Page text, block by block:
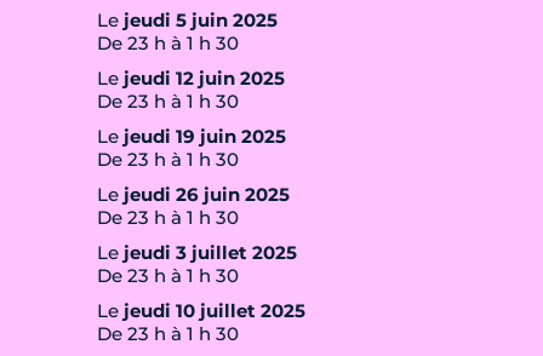
Le jeudi 5 juin 2025
De 23 h à 1 h 30
Le jeudi 12 juin 2025
De 23 h à 1 h 30
Le jeudi 19 juin 2025
De 23 h à 1 h 30
Le jeudi 26 juin 2025
De 23 h à 1 h 30
Le jeudi 3 juillet 2025
De 23 h à 1 h 30
Le jeudi 10 juillet 2025
De 23 h à 1 h 30